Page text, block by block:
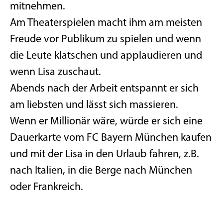
mitnehmen.
Am Theaterspielen macht ihm am meisten
Freude vor Publikum zu spielen und wenn
die Leute klatschen und applaudieren und
wenn Lisa zuschaut.
Abends nach der Arbeit entspannt er sich
am liebsten und lässt sich massieren.
Wenn er Millionär wäre, würde er sich eine
Dauerkarte vom FC Bayern München kaufen
und mit der Lisa in den Urlaub fahren, z.B.
nach Italien, in die Berge nach München
oder Frankreich.